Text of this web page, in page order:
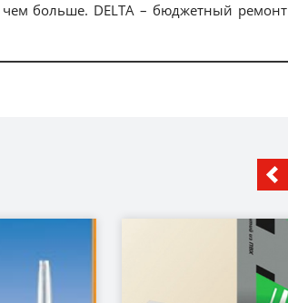
больше. DELTA – бюджетный ремонт